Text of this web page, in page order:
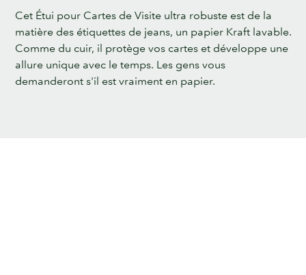
Cet Étui pour Cartes de Visite ultra robuste est de la
matière des étiquettes de jeans, un papier Kraft lavable.
Comme du cuir, il protège vos cartes et développe une
allure unique avec le temps. Les gens vous
demanderont s'il est vraiment en papier.